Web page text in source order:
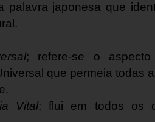
palavra japonesa que
; refere-se o aspecto
que permeia todas
Vital; flui em todos os